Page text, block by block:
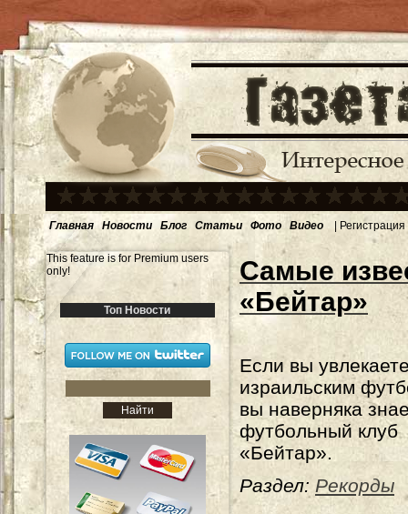
Главная Новости Блог Статьи Фото Видео | Регистрация
This feature is for Premium users
only!
Топ Новости
Самые
«Бейтар»
Если вы
израильским
вы наверняка
футбольный клуб
«Бейтар».
Раздел: Рекорды